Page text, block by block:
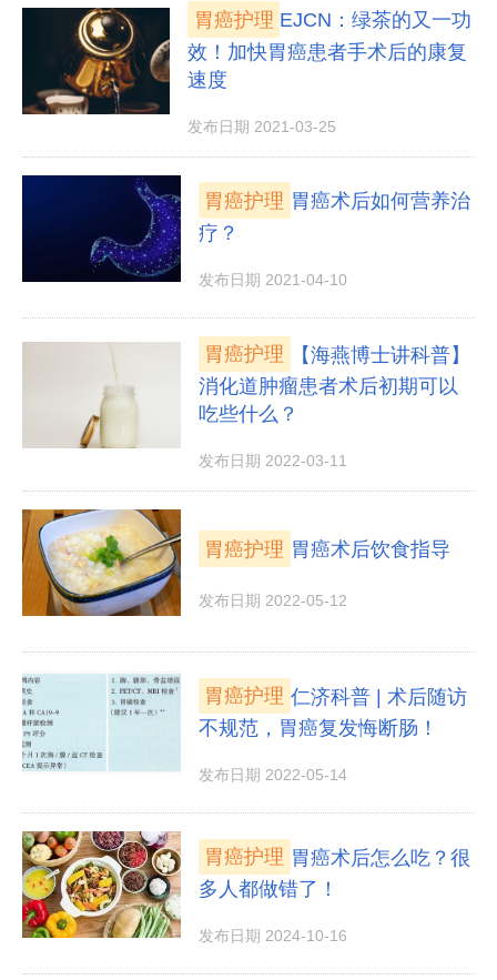
胃癌护理 EJCN：绿茶的又一功
效！加快胃癌患者手术后的康复
速度
发布日期 2021-03-25
胃癌护理 胃癌术后如何营养治
疗？
发布日期 2021-04-10
胃癌护理
【海燕博士讲科普】
消化道肿瘤患者术后初期可以
吃些什么？
发布日期 2022-03-11
胃癌护理 胃癌术后饮食指导
发布日期 2022-05-12
胃癌护理 仁济科普 | 术后随访
不规范，胃癌复发悔断肠！
发布日期 2022-05-14
胃癌护理 胃癌术后怎么吃？很
多人都做错了！
发布日期 2024-10-16